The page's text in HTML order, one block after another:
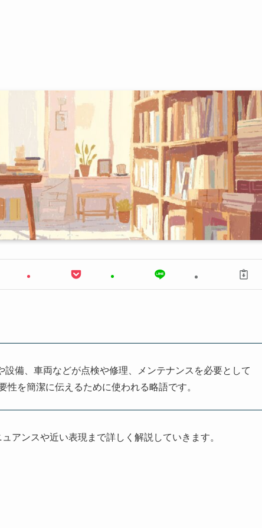
設備、車両などが点検や修理、メンテナンスを必要として
を簡潔に伝えるために使われる略語です。
アンスや近い表現まで詳しく解説していきます。